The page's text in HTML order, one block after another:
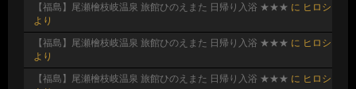
【福島】尾瀬檜枝岐温泉 旅館ひのえまた 日帰り入浴 ★★★ に ヒロシ
より
【福島】尾瀬檜枝岐温泉 旅館ひのえまた 日帰り入浴 ★★★ に ヒロシ
より
【福島】尾瀬檜枝岐温泉 旅館ひのえまた 日帰り入浴 ★★★ に ヒロシ